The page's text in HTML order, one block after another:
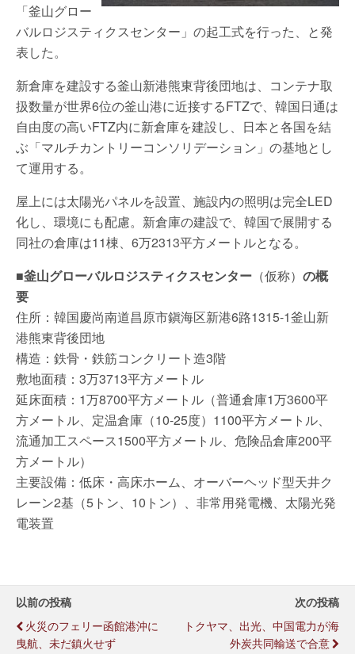
「釜山グロー
バルロジスティクスセンター」の起工式を行った、と発
表した。
新倉庫を建設する釜山新港熊東背後団地は、コンテナ取
扱数量が世界6位の釜山港に近接するFTZで、韓国日通は
自由度の高いFTZ内に新倉庫を建設し、日本と各国を結
ぶ「マルチカントリーコンソリデーション」の基地とし
て運用する。
屋上には太陽光パネルを設置、施設内の照明は完全LED
化し、環境にも配慮。新倉庫の建設で、韓国で展開する
同社の倉庫は11棟、6万2313平方メートルとなる。
■釜山グローバルロジスティクスセンター （仮称） の概
要
住所：韓国慶尚南道昌原市鎭海区新港6路1315-1釜山新
港熊東背後団地
構造：鉄骨・鉄筋コンクリート造3階
敷地面積：3万3713平方メートル
延床面積：1万8700平方メートル（普通倉庫1万3600平
方メートル、定温倉庫（10-25度）1100平方メートル、
流通加工スペース1500平方メートル、危険品倉庫200平
方メートル）
主要設備：低床・高床ホーム、オーバーヘッド型天井ク
レーン2基（5トン、10トン）、非常用発電機、太陽光発
電装置
以前の投稿
火災のフェリー函館港沖に
曳航、未だ鎮火せず
次の投稿
トクヤマ、出光、中国電力が海
外炭共同輸送で合意